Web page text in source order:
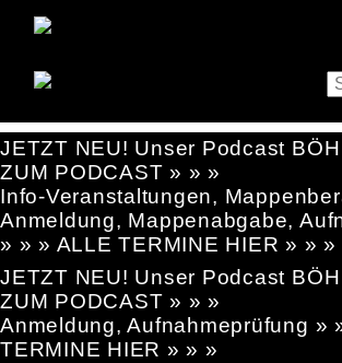
JETZT NEU! Unser Podcast
ZUM PODCAST » » »
Info-Veranstaltungen,
Anmeldung, Mappenabgabe,
» » » ALLE TERMINE HIER » » »
JETZT NEU! Unser Podcast
ZUM PODCAST » » »
Anmeldung, Aufnahmeprüfung »
TERMINE HIER » » »